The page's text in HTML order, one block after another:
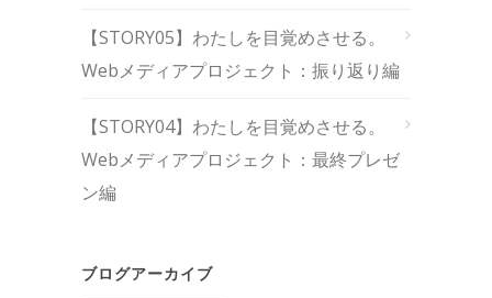
【STORY05】わたしを目覚めさせる。
Webメディアプロジェクト：振り返り編
【STORY04】わたしを目覚めさせる。
Webメディアプロジェクト：最終プレゼ
ン編
ブログアーカイブ